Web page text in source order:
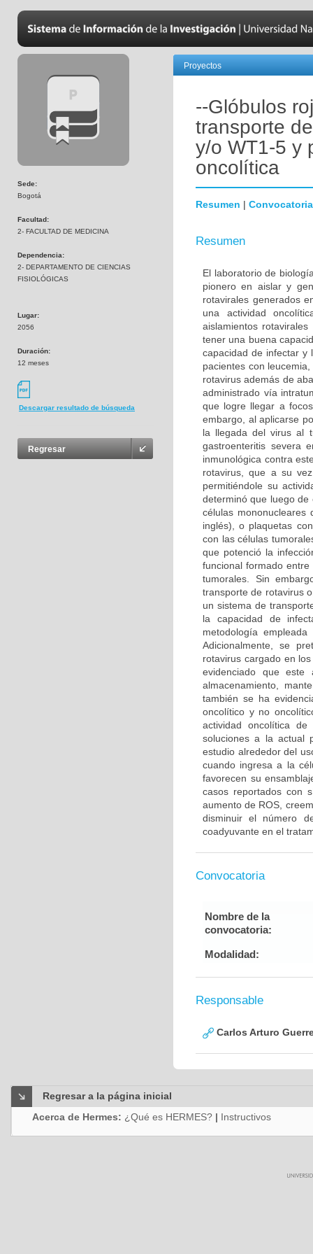
Sede:
Bogotá
Facultad:
2- FACULTAD DE MEDICINA
Dependencia:
2- DEPARTAMENTO DE CIENCIAS
FISIOLÓGICAS
Lugar:
2056
Duración:
12 meses
Descargar resultado de búsqueda
Regresar
Proyectos
--Glóbulos
transporte
y/o WT1-5 y
oncolítica
Resumen | Convocatoria
Resumen
El laboratorio de
pionero en aislar y
rotavirales generados
una actividad
aislamientos
tener una buena
capacidad de infectar y
pacientes con
rotavirus además de
administrado vía
que logre llegar a
embargo, al aplicarse
la llegada del virus al
gastroenteritis severa
inmunológica contra
rotavirus, que a su
permitiéndole su
determinó que luego
células mononucleares
inglés), o plaquetas
con las células
que potenció la
funcional formado
tumorales. Sin
transporte de rotavirus
un sistema de
la capacidad de
metodología
Adicionalmente, se
rotavirus cargado en
evidenciado que este
almacenamiento,
también se ha
oncolítico y no
actividad oncolítica
soluciones a la actual
estudio alrededor del
cuando ingresa a la
favorecen su
casos reportados con
aumento de ROS,
disminuir el número
coadyuvante en el
Convocatoria
Nombre de la
convocatoria:
Modalidad:
Responsable
Carlos Arturo
Regresar a la página inicial
Acerca de Hermes: ¿Qué es HERMES? | Instructivos